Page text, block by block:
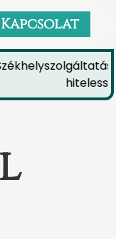
Kapcsolat
hitelességét